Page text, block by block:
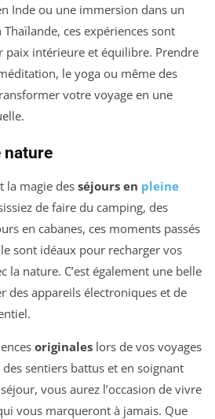
Inde ou une immersion dans un
ces expériences sont
paix intérieure et équilibre. Prendre
le yoga ou même des
votre voyage en une
nature
la magie des séjours en pleine
de faire du camping, des
en cabanes, ces moments passés
sont idéaux pour recharger vos
la nature. C’est également une belle
des appareils électroniques et de
originales lors de vos voyages
sentiers battus et en soignant
vous aurez l’occasion de vivre
vous marqueront à jamais. Que